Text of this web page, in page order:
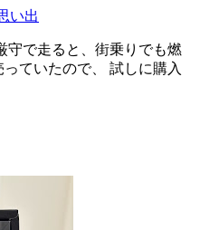
い出
守で走ると、街乗りでも燃
ていたので、 試しに購入